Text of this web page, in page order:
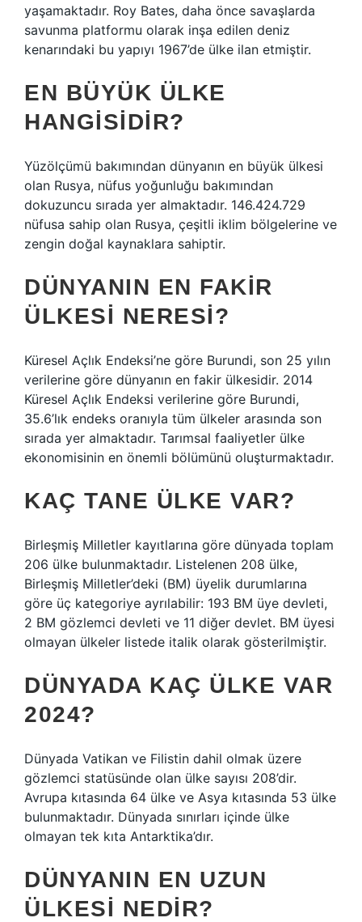
yaşamaktadır. Roy Bates, daha önce savaşlarda
savunma platformu olarak inşa edilen deniz
kenarındaki bu yapıyı 1967’de ülke ilan etmiştir.
EN BÜYÜK ÜLKE
HANGISIDIR?
Yüzölçümü bakımından dünyanın en büyük ülkesi
olan Rusya, nüfus yoğunluğu bakımından
dokuzuncu sırada yer almaktadır. 146.424.729
nüfusa sahip olan Rusya, çeşitli iklim bölgelerine ve
zengin doğal kaynaklara sahiptir.
DÜNYANIN EN FAKIR
ÜLKESI NERESI?
Küresel Açlık Endeksi’ne göre Burundi, son 25 yılın
verilerine göre dünyanın en fakir ülkesidir. 2014
Küresel Açlık Endeksi verilerine göre Burundi,
35.6’lık endeks oranıyla tüm ülkeler arasında son
sırada yer almaktadır. Tarımsal faaliyetler ülke
ekonomisinin en önemli bölümünü oluşturmaktadır.
KAÇ TANE ÜLKE VAR?
Birleşmiş Milletler kayıtlarına göre dünyada toplam
206 ülke bulunmaktadır. Listelenen 208 ülke,
Birleşmiş Milletler’deki (BM) üyelik durumlarına
göre üç kategoriye ayrılabilir: 193 BM üye devleti,
2 BM gözlemci devleti ve 11 diğer devlet. BM üyesi
olmayan ülkeler listede italik olarak gösterilmiştir.
DÜNYADA KAÇ ÜLKE VAR
2024?
Dünyada Vatikan ve Filistin dahil olmak üzere
gözlemci statüsünde olan ülke sayısı 208’dir.
Avrupa kıtasında 64 ülke ve Asya kıtasında 53 ülke
bulunmaktadır. Dünyada sınırları içinde ülke
olmayan tek kıta Antarktika’dır.
DÜNYANIN EN UZUN
ÜLKESI NEDIR?